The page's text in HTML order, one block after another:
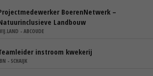
BoerenNetwerk –
Landbouw
- ABCOUDE
instroom kwekerij
- SCHAIJK